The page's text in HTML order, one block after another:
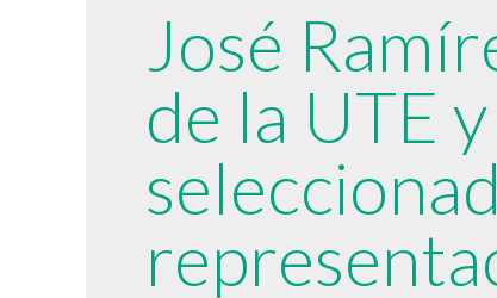
José
de la UTE